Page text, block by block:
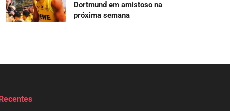
Dortmund em amistoso na
próxima semana
Recentes